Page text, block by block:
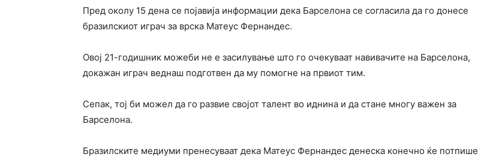
Пред околу 15 дена се појавија информации дека Барселона се согласила да го донесе
бразилскиот играч за врска Матеус Фернандес.
Овој 21-годишник можеби не е засилување што го очекуваат навивачите на Барселона,
докажан играч веднаш подготвен да му помогне на првиот тим.
Сепак, тој би можел да го развие својот талент во иднина и да стане многу важен за
Барселона.
Бразилските медиуми пренесуваат дека Матеус Фернандес денеска конечно ќе потпише